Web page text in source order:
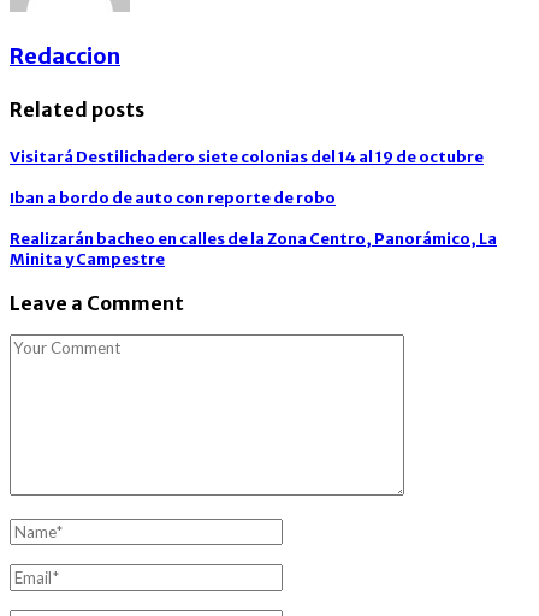
Redaccion
Related posts
Visitará Destilichadero siete colonias del 14 al 19 de octubre
Iban a bordo de auto con reporte de robo
Realizarán bacheo en calles de la Zona Centro, Panorámico, La
Minita y Campestre
Leave a Comment